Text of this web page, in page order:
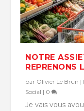
NOTRE
REPRENONS
par Olivier Le Brun |
Social | 0
Je vais vous